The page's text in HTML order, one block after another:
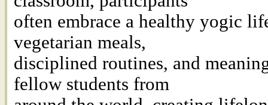
often embrace a healthy yogic
vegetarian meals,
disciplined routines, and
fellow students from